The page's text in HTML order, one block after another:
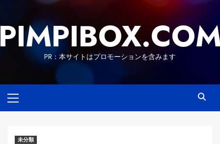
content
PR：本サイトはプロモーションを含みます
Menu
未分類